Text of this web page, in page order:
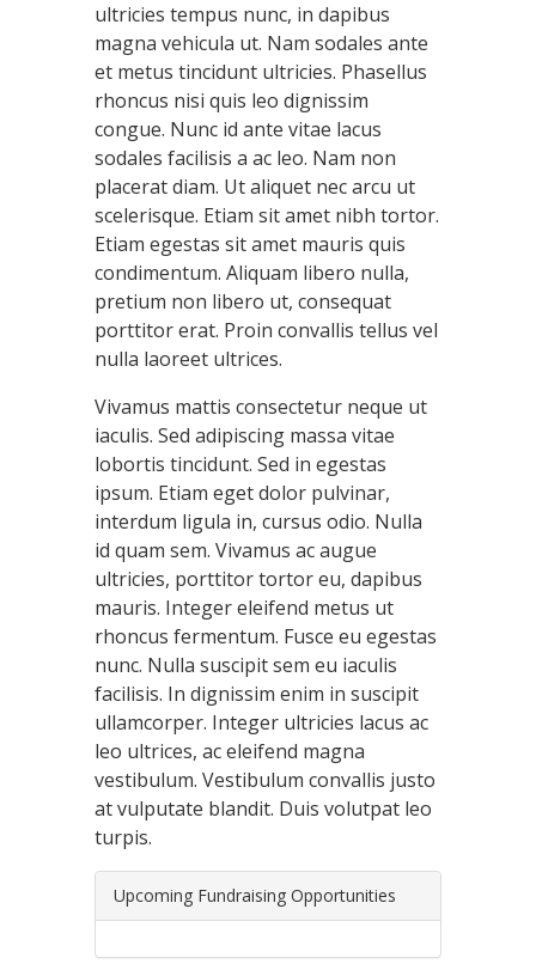
ultricies tempus nunc, in dapibus
magna vehicula ut. Nam sodales ante
et metus tincidunt ultricies. Phasellus
rhoncus nisi quis leo dignissim
congue. Nunc id ante vitae lacus
sodales facilisis a ac leo. Nam non
placerat diam. Ut aliquet nec arcu ut
scelerisque. Etiam sit amet nibh tortor.
Etiam egestas sit amet mauris quis
condimentum. Aliquam libero nulla,
pretium non libero ut, consequat
porttitor erat. Proin convallis tellus vel
nulla laoreet ultrices.
Vivamus mattis consectetur neque ut
iaculis. Sed adipiscing massa vitae
lobortis tincidunt. Sed in egestas
ipsum. Etiam eget dolor pulvinar,
interdum ligula in, cursus odio. Nulla
id quam sem. Vivamus ac augue
ultricies, porttitor tortor eu, dapibus
mauris. Integer eleifend metus ut
rhoncus fermentum. Fusce eu egestas
nunc. Nulla suscipit sem eu iaculis
facilisis. In dignissim enim in suscipit
ullamcorper. Integer ultricies lacus ac
leo ultrices, ac eleifend magna
vestibulum. Vestibulum convallis justo
at vulputate blandit. Duis volutpat leo
turpis.
Upcoming Fundraising Opportunities